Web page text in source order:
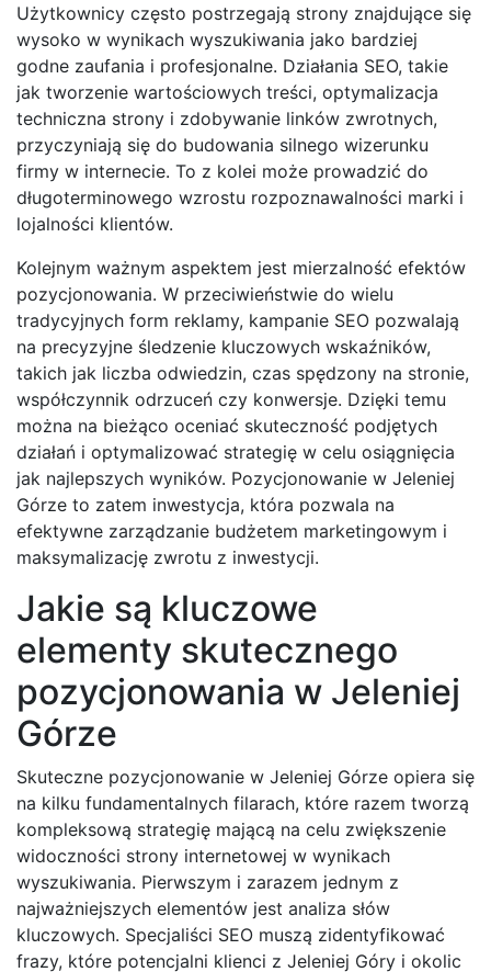
Użytkownicy często postrzegają strony znajdujące się
wysoko w wynikach wyszukiwania jako bardziej
godne zaufania i profesjonalne. Działania SEO, takie
jak tworzenie wartościowych treści, optymalizacja
techniczna strony i zdobywanie linków zwrotnych,
przyczyniają się do budowania silnego wizerunku
firmy w internecie. To z kolei może prowadzić do
długoterminowego wzrostu rozpoznawalności marki i
lojalności klientów.
Kolejnym ważnym aspektem jest mierzalność efektów
pozycjonowania. W przeciwieństwie do wielu
tradycyjnych form reklamy, kampanie SEO pozwalają
na precyzyjne śledzenie kluczowych wskaźników,
takich jak liczba odwiedzin, czas spędzony na stronie,
współczynnik odrzuceń czy konwersje. Dzięki temu
można na bieżąco oceniać skuteczność podjętych
działań i optymalizować strategię w celu osiągnięcia
jak najlepszych wyników. Pozycjonowanie w Jeleniej
Górze to zatem inwestycja, która pozwala na
efektywne zarządzanie budżetem marketingowym i
maksymalizację zwrotu z inwestycji.
Jakie są kluczowe
elementy skutecznego
pozycjonowania w Jeleniej
Górze
Skuteczne pozycjonowanie w Jeleniej Górze opiera się
na kilku fundamentalnych filarach, które razem tworzą
kompleksową strategię mającą na celu zwiększenie
widoczności strony internetowej w wynikach
wyszukiwania. Pierwszym i zarazem jednym z
najważniejszych elementów jest analiza słów
kluczowych. Specjaliści SEO muszą zidentyfikować
frazy, które potencjalni klienci z Jeleniej Góry i okolic